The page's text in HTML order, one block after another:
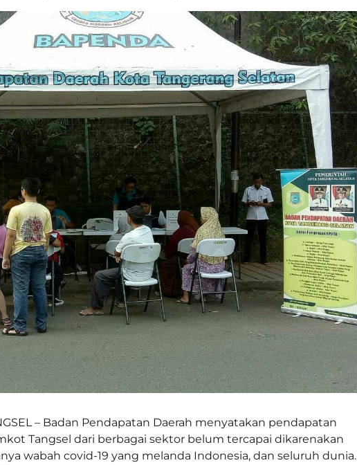
– Badan Pendapatan Daerah menyatakan pendapatan
Tangsel dari berbagai sektor belum tercapai dikarenakan
wabah covid-19 yang melanda Indonesia, dan seluruh dunia.